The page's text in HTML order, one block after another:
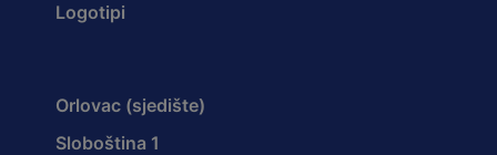
Logotipi
Orlovac (sjedište)
Sloboština 1